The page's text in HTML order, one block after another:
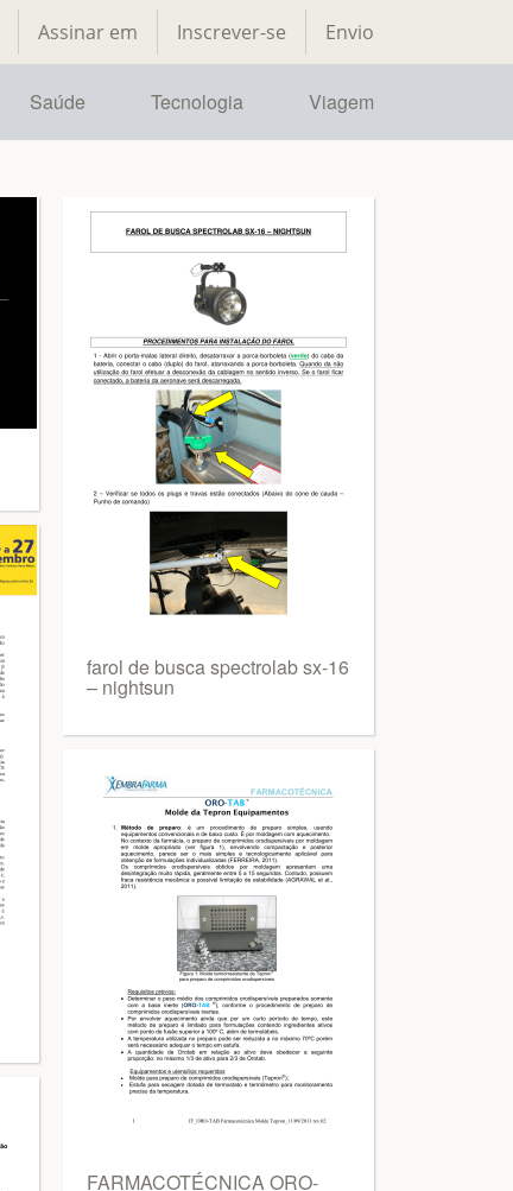
Assinar em Inscrever-se Envio
Saúde Tecnologia Viagem
farol de busca spectrolab sx-16
– nightsun
FARMACOTÉCNICA ORO-